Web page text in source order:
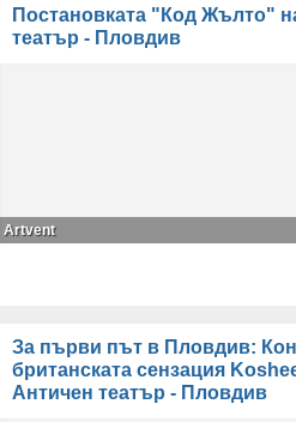
Постановката "Код Жълто"
театър - Пловдив
Artvent
За първи път в Пловдив:
британската сензация
Античен театър - Пловдив